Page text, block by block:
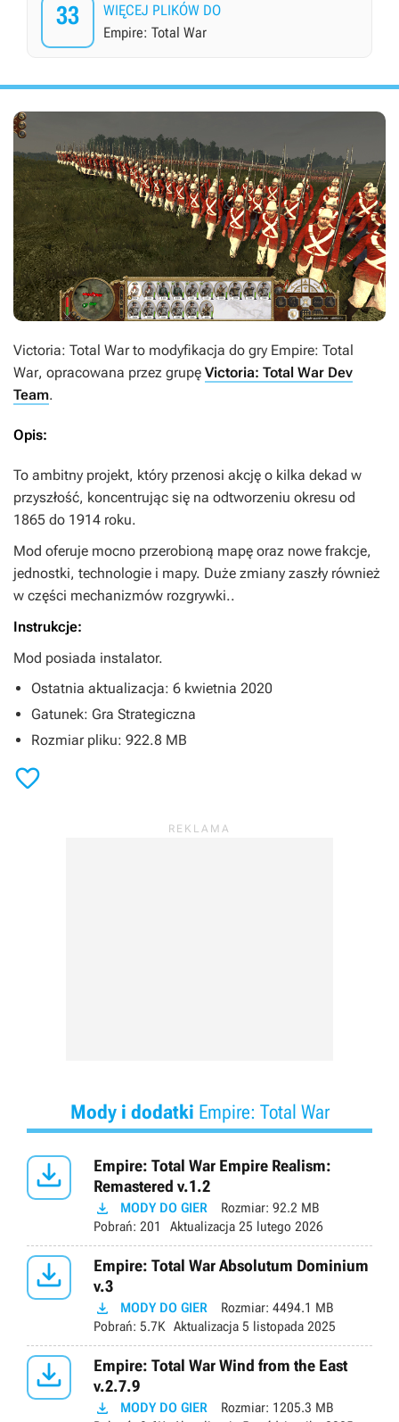
33
WIĘCEJ PLIKÓW DO
Empire: Total War
Victoria: Total Warto modyfikacja do gry Empire: Total
War, opracowana przez grupę Victoria: Total War Dev
Team.
Opis:
To ambitny projekt, który przenosi akcję o kilka dekad w
przyszłość, koncentrując się na odtworzeniu okresu od
1865 do 1914 roku.
Mod oferuje mocno przerobioną mapę oraz nowe frakcje,
jednostki, technologie i mapy. Duże zmiany zaszły również
w części mechanizmów rozgrywki..
Instrukcje:
Mod posiada instalator.
Ostatnia aktualizacja: 6 kwietnia 2020
Gatunek: Gra Strategiczna
Rozmiar pliku: 922.8 MB

Mody i dodatki Empire: Total War

Empire: Total War Empire Realism:
Remastered v.1.2
 MODY DO GIER Rozmiar: 92.2 MB
Pobrań: 201 Aktualizacja 25 lutego 2026

Empire: Total War Absolutum Dominium
v.3
 MODY DO GIER Rozmiar: 4494.1 MB
Pobrań: 5.7K Aktualizacja 5 listopada 2025

Empire: Total War Wind from the East
v.2.7.9
 MODY DO GIER Rozmiar: 1205.3 MB